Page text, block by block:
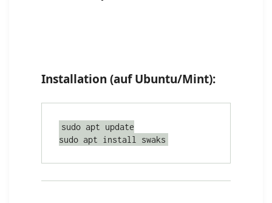
Installation (auf Ubuntu/Mint):
sudo apt update